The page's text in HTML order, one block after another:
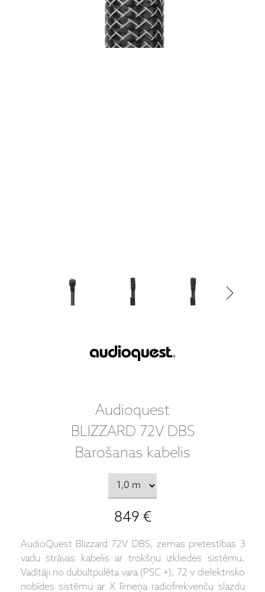
Audioquest
BLIZZARD 72V DBS
Barošanas kabelis
849 €
AudioQuest Blizzard 72V DBS, zemas pretestības 3
vadu strāvas kabelis ar trokšņu izkliedes sistēmu.
Vadītāji no dubultpulēta vara (PSC +), 72 v dielektrisko
nobīdes sistēmu ar X līmeņa radiofrekvenču slazdu